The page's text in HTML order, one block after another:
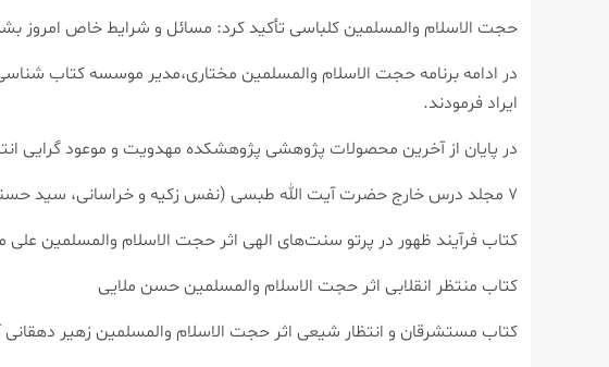
حجت الاسلام والمسلمین کلباسی تأکید کرد: مسائل و شرایط خاص امروز
در ادامه برنامه حجت الاسلام والمسلمین مختاری،مدیر موسسه کتاب
ایراد فرمودند.
در پایان از آخرین محصولات پژوهشی پژوهشکده مهدویت و موعود گرایی
۷ مجلد درس خارج حضرت آیت الله طبسی (نفس زکیه و خراسانی، سید حسنی، شعیب بن صالح، حکومت عباسیان، حدیث معرفت، قیام های قبل از ظهور و مواجهه موعود با دشمنان)
کتاب فرآیند ظهور در پرتو سنت‌های الهی اثر حجت الاسلام والمسلمین علی
کتاب منتظر انقلابی اثر حجت الاسلام والمسلمین حسن ملایی
کتاب مستشرقان و انتظار شیعی اثر حجت الاسلام والمسلمین زهیر دهقانی